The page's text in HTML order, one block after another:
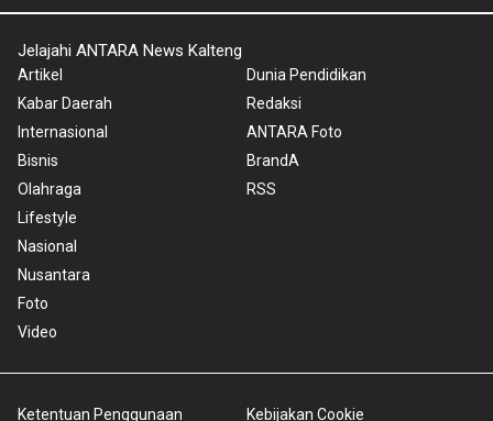
Jelajahi ANTARA News Kalteng
Artikel
Kabar Daerah
Internasional
Bisnis
Olahraga
Lifestyle
Nasional
Nusantara
Foto
Video
Dunia Pendidikan
Redaksi
ANTARA Foto
BrandA
RSS
Ketentuan Penggunaan Kebijakan Cookie